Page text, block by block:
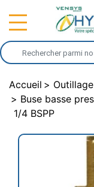
Accueil Outillage
Buse basse
1/4 BSPP